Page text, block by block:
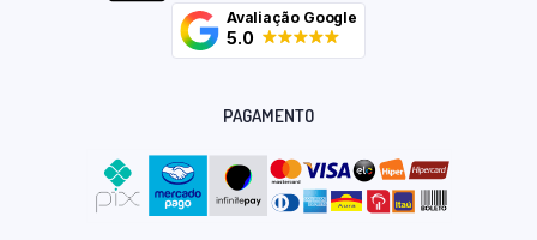
Avaliação Google
5.0
PAGAMENTO